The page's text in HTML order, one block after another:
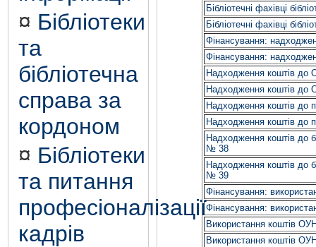
¤ Бібліотеки
та
бібліотечна
справа за
кордоном
¤ Бібліотеки
та питання
професіоналізації
кадрів
Бібліотечні фахівці
Бібліотечні фахівці
Фінансування:
Фінансування:
Надходження коштів
Надходження коштів
Надходження коштів до
Надходження коштів до
Надходження коштів до
№ 38
Надходження коштів до
№ 39
Фінансування:
Фінансування:
Використання коштів
Використання коштів